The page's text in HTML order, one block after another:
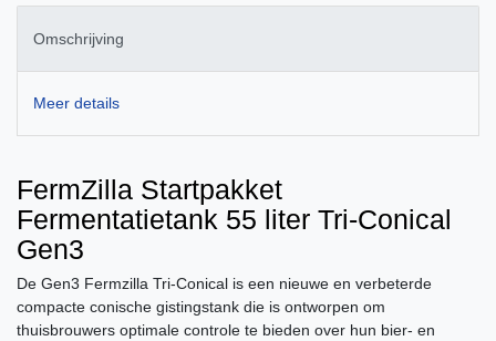
Omschrijving
Meer details
FermZilla Startpakket
Fermentatietank 55 liter Tri-Conical
Gen3
De Gen3 Fermzilla Tri-Conical is een nieuwe en verbeterde
compacte conische gistingstank die is ontworpen om
thuisbrouwers optimale controle te bieden over hun bier- en